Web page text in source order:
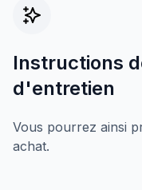
Instructions
d'entretien
Vous pourrez ainsi
achat.